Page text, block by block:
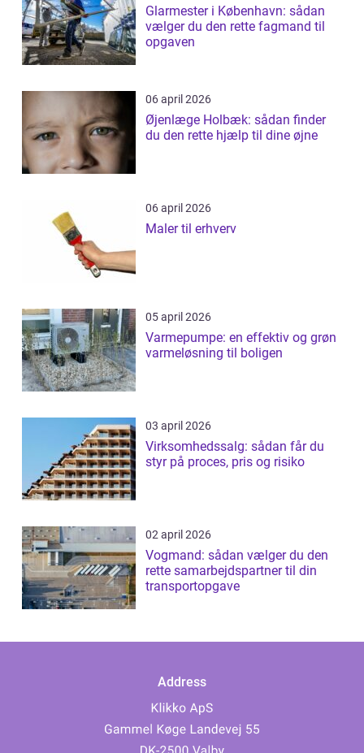
Glarmester i København: sådan
vælger du den rette fagmand til
opgaven
06 april 2026
Øjenlæge Holbæk: sådan finder
du den rette hjælp til dine øjne
06 april 2026
Maler til erhverv
05 april 2026
Varmepumpe: en effektiv og grøn
varmeløsning til boligen
03 april 2026
Virksomhedssalg: sådan får du
styr på proces, pris og risiko
02 april 2026
Vogmand: sådan vælger du den
rette samarbejdspartner til din
transportopgave
Address